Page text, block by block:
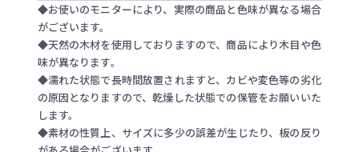
◆お使いのモニターにより、実際の商品と色味が異なる場合
がございます。
◆天然の木材を使用しておりますので、商品により木目や色
味が異なります。
◆濡れた状態で長時間放置されますと、カビや変色等の劣化
の原因となりますので、乾燥した状態での保管をお願いいた
します。
◆素材の性質上、サイズに多少の誤差が生じたり、板の反り